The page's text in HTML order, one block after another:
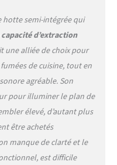
x 52,4 x 29 cm
hotte semi-intégrée qui
capacité d’extraction
une alliée de choix pour
de cuisine, tout en
agréable. Son
pour illuminer le plan de
élevé, d’autant plus
être achetés
manque de clarté et le
est difficile